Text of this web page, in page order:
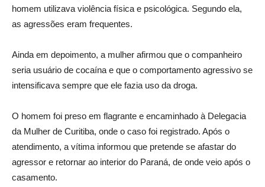
homem utilizava violência física e psicológica. Segundo ela,
as agressões eram frequentes.
Ainda em depoimento, a mulher afirmou que o companheiro
seria usuário de cocaína e que o comportamento agressivo se
intensificava sempre que ele fazia uso da droga.
O homem foi preso em flagrante e encaminhado à Delegacia
da Mulher de Curitiba, onde o caso foi registrado. Após o
atendimento, a vítima informou que pretende se afastar do
agressor e retornar ao interior do Paraná, de onde veio após o
casamento.